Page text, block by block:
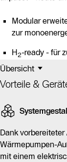
Modular
zur
H2-ready - für
Übersicht
Vorteile &
Dank
Wärmepumpen-
mit einem